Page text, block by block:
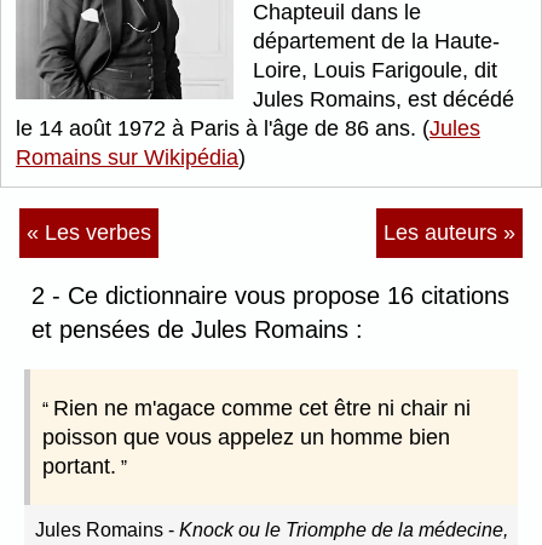
Chapteuil dans le
département de la Haute-
Loire, Louis Farigoule, dit
Jules Romains, est décédé
le 14 août 1972 à Paris à l'âge de 86 ans. (Jules
Romains sur Wikipédia)
« Les verbes Les auteurs »
2 - Ce dictionnaire vous propose 16 citations
et pensées de Jules Romains :
Rien ne m'agace comme cet être ni chair ni
poisson que vous appelez un homme bien
portant.
Jules Romains- Knock ou le Triomphe de la médecine,